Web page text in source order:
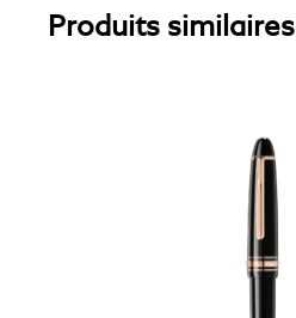
Produits similaires